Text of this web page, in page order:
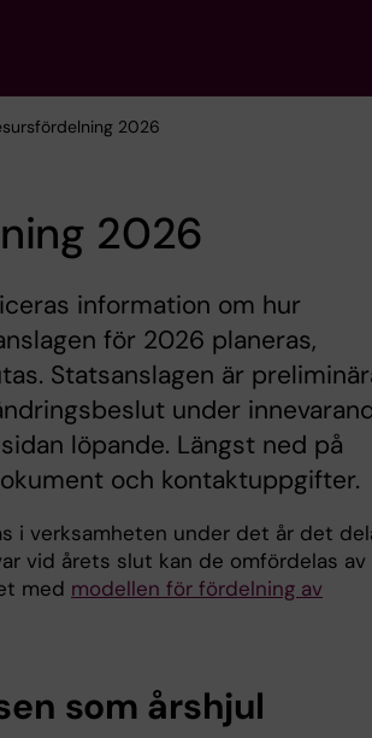
2026
2026
information om hur
för 2026 planeras,
Statsanslagen är
under
löpande. Längst ned på
och kontaktuppgifter.
i verksamheten under det år det
vid årets slut kan de omfördelas av
med modellen för fördelning av
som årshjul